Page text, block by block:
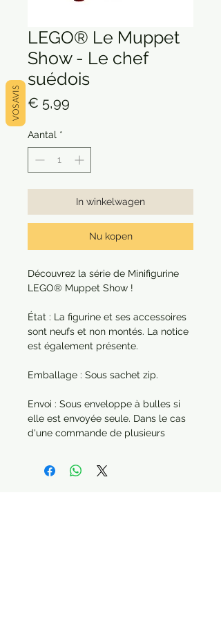
LEGO® Le Muppet
Show - Le chef
suédois
€ 5,99
Aantal *
In winkelwagen
Nu kopen
Découvrez la série de Minifigurine
LEGO® Muppet Show !
État : La figurine et ses accessoires
sont neufs et non montés. La notice
est également présente.
Emballage : Sous sachet zip.
Envoi : Sous enveloppe à bulles si
elle est envoyée seule. Dans le cas
d'une commande de plusieurs
VOS AVIS